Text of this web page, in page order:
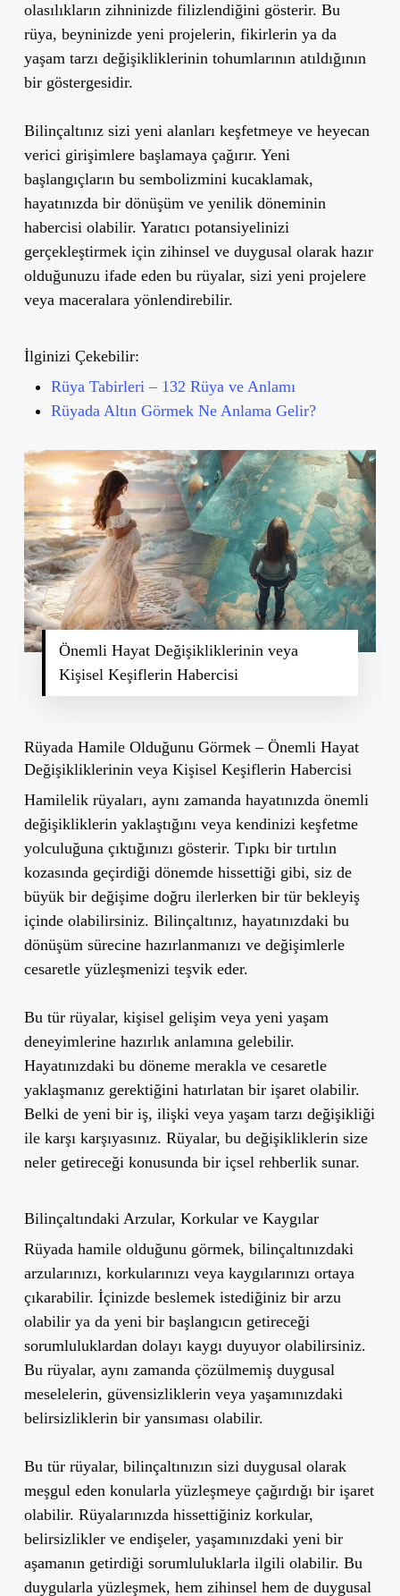
olasılıkların zihninizde filizlendiğini gösterir. Bu
rüya, beyninizde yeni projelerin, fikirlerin ya da
yaşam tarzı değişikliklerinin tohumlarının atıldığının
bir göstergesidir.
Bilinçaltınız sizi yeni alanları keşfetmeye ve heyecan
verici girişimlere başlamaya çağırır. Yeni
başlangıçların bu sembolizmini kucaklamak,
hayatınızda bir dönüşüm ve yenilik döneminin
habercisi olabilir. Yaratıcı potansiyelinizi
gerçekleştirmek için zihinsel ve duygusal olarak hazır
olduğunuzu ifade eden bu rüyalar, sizi yeni projelere
veya maceralara yönlendirebilir.
İlginizi Çekebilir:
Rüya Tabirleri – 132 Rüya ve Anlamı
Rüyada Altın Görmek Ne Anlama Gelir?
Önemli Hayat Değişikliklerinin veya
Kişisel Keşiflerin Habercisi
Rüyada Hamile Olduğunu Görmek – Önemli Hayat
Değişikliklerinin veya Kişisel Keşiflerin Habercisi
Hamilelik rüyaları, aynı zamanda hayatınızda önemli
değişikliklerin yaklaştığını veya kendinizi keşfetme
yolculuğuna çıktığınızı gösterir. Tıpkı bir tırtılın
kozasında geçirdiği dönemde hissettiği gibi, siz de
büyük bir değişime doğru ilerlerken bir tür bekleyiş
içinde olabilirsiniz. Bilinçaltınız, hayatınızdaki bu
dönüşüm sürecine hazırlanmanızı ve değişimlerle
cesaretle yüzleşmenizi teşvik eder.
Bu tür rüyalar, kişisel gelişim veya yeni yaşam
deneyimlerine hazırlık anlamına gelebilir.
Hayatınızdaki bu döneme merakla ve cesaretle
yaklaşmanız gerektiğini hatırlatan bir işaret olabilir.
Belki de yeni bir iş, ilişki veya yaşam tarzı değişikliği
ile karşı karşıyasınız. Rüyalar, bu değişikliklerin size
neler getireceği konusunda bir içsel rehberlik sunar.
Bilinçaltındaki Arzular, Korkular ve Kaygılar
Rüyada hamile olduğunu görmek, bilinçaltınızdaki
arzularınızı, korkularınızı veya kaygılarınızı ortaya
çıkarabilir. İçinizde beslemek istediğiniz bir arzu
olabilir ya da yeni bir başlangıcın getireceği
sorumluluklardan dolayı kaygı duyuyor olabilirsiniz.
Bu rüyalar, aynı zamanda çözülmemiş duygusal
meselelerin, güvensizliklerin veya yaşamınızdaki
belirsizliklerin bir yansıması olabilir.
Bu tür rüyalar, bilinçaltınızın sizi duygusal olarak
meşgul eden konularla yüzleşmeye çağırdığı bir işaret
olabilir. Rüyalarınızda hissettiğiniz korkular,
belirsizlikler ve endişeler, yaşamınızdaki yeni bir
aşamanın getirdiği sorumluluklarla ilgili olabilir. Bu
duygularla yüzleşmek, hem zihinsel hem de duygusal